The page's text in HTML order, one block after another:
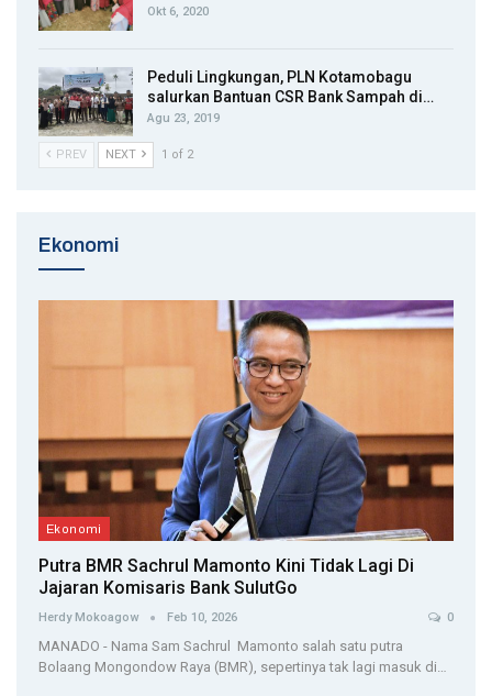
Okt 6, 2020
Peduli Lingkungan, PLN Kotamobagu
salurkan Bantuan CSR Bank Sampah di…
Agu 23, 2019
PREV NEXT 1 of 2
Ekonomi
Ekonomi
Putra BMR Sachrul Mamonto Kini Tidak Lagi Di
Jajaran Komisaris Bank SulutGo
Herdy Mokoagow Feb 10, 2026 0
MANADO - Nama Sam Sachrul Mamonto salah satu putra
Bolaang Mongondow Raya (BMR), sepertinya tak lagi masuk di…